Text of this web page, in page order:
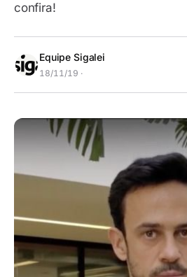
confira!
Equipe Sigalei
18/11/19 ·